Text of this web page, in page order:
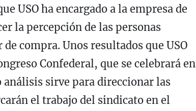
USO ha encargado a la empresa de
la percepción de las personas
compra. Unos resultados que USO
Confederal, que se celebrará en
análisis sirve para direccionar las
el trabajo del sindicato en el